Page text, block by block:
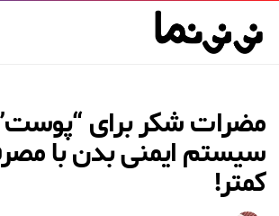
مضرات شکر برای
سیستم ایمنی بدن با
کمتر!